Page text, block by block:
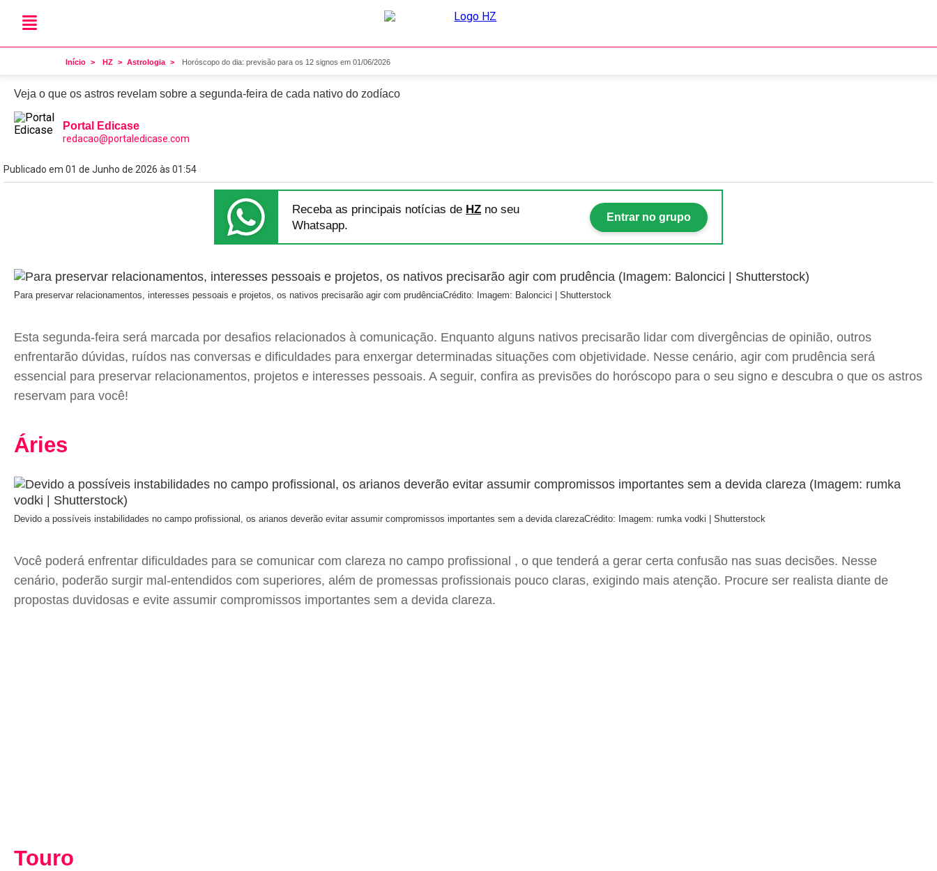
Início HZ Astrologia Horóscopo do dia: previsão para os 12 signos em 01/06/2026
Astrologia
Horóscopo do dia: previsão para os 12 signos em 01/06/2026
Veja o que os astros revelam sobre a segunda-feira de cada nativo do zodíaco
Portal Edicase
redacao@portaledicase.com
Publicado em 01 de Junho de 2026 às 01:54
Receba as principais notícias de HZ no seu
Whatsapp.
Entrar no grupo
Para preservar relacionamentos, interesses pessoais e projetos, os nativos precisarão agir com prudênciaCrédito: Imagem: Baloncici | Shutterstock
Esta segunda-feira será marcada por desafios relacionados à comunicação. Enquanto alguns nativos precisarão lidar com divergências de opinião, outros
enfrentarão dúvidas, ruídos nas conversas e dificuldades para enxergar determinadas situações com objetividade. Nesse cenário, agir com prudência será
essencial para preservar relacionamentos, projetos e interesses pessoais. A seguir, confira as previsões do horóscopo para o seu signo e descubra o que os astros
reservam para você!
Áries
Devido a possíveis instabilidades no campo profissional, os arianos deverão evitar assumir compromissos importantes sem a devida clarezaCrédito: Imagem: rumka vodki | Shutterstock
Você poderá enfrentar dificuldades para se comunicar com clareza no campo profissional , o que tenderá a gerar certa confusão nas suas decisões. Nesse
cenário, poderão surgir mal-entendidos com superiores, além de promessas profissionais pouco claras, exigindo mais atenção. Procure ser realista diante de
propostas duvidosas e evite assumir compromissos importantes sem a devida clareza.
Touro